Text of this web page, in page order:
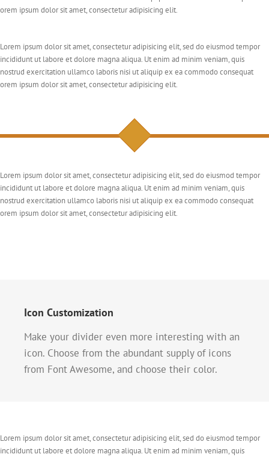
orem ipsum dolor sit amet, consectetur adipisicing elit.
Lorem ipsum dolor sit amet, consectetur adipisicing elit, sed do eiusmod tempor
incididunt ut labore et dolore magna aliqua. Ut enim ad minim veniam, quis
nostrud exercitation ullamco laboris nisi ut aliquip ex ea commodo consequat
orem ipsum dolor sit amet, consectetur adipisicing elit.
Lorem ipsum dolor sit amet, consectetur adipisicing elit, sed do eiusmod tempor
incididunt ut labore et dolore magna aliqua. Ut enim ad minim veniam, quis
nostrud exercitation ullamco laboris nisi ut aliquip ex ea commodo consequat
orem ipsum dolor sit amet, consectetur adipisicing elit.
Icon Customization
Make your divider even more interesting with an
icon. Choose from the abundant supply of icons
from Font Awesome, and choose their color.
Lorem ipsum dolor sit amet, consectetur adipisicing elit, sed do eiusmod tempor
incididunt ut labore et dolore magna aliqua. Ut enim ad minim veniam, quis